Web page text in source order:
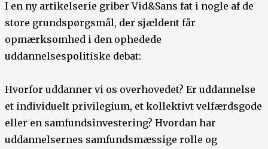
I en ny artikelserie griber Vid&Sans fat i nogle af de
store grundspørgsmål, der sjældent får
opmærksomhed i den ophedede
uddannelsespolitiske debat:
Hvorfor uddanner vi os overhovedet? Er uddannelse
et individuelt privilegium, et kollektivt velfærdsgode
eller en samfundsinvestering? Hvordan har
uddannelsernes samfundsmæssige rolle og